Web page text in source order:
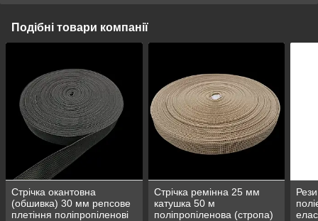
Подібні товари компанії
Стрічка окантовна
(обшивка) 30 мм репсове
плетіння поліпропіленові
Стрічка ремінна 25 мм
катушка 50 м
поліпропіленова (стропа)